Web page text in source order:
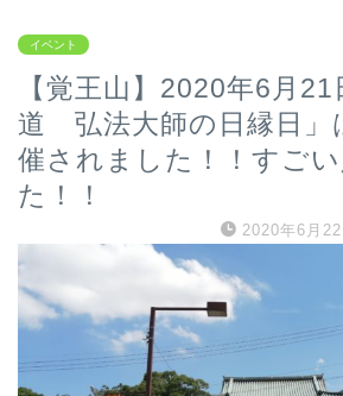
イベント
【覚王山】2020年6月
道 弘法大師の日縁日」
催されました！！すごい
た！！
2020年6月22